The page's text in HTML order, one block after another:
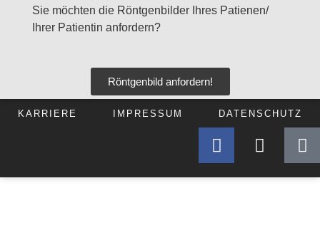
Sie möchten die Röntgenbilder Ihres Patienen/
Ihrer Patientin anfordern?
Röntgenbild anfordern!
KARRIERE IMPRESSUM DATENSCHUTZ